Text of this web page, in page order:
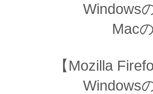
Windowsの
Macの場合
【Mozilla
Windowsの